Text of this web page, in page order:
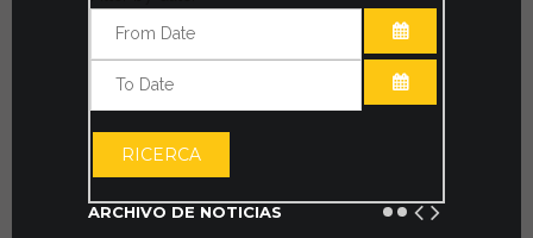
ABRIR EL
RICERCA
ARCHIVO DE NOTICIAS